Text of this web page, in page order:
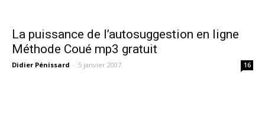
La puissance de l’autosuggestion en ligne
Méthode Coué mp3 gratuit
Didier Pénissard - 5 janvier 2007 16